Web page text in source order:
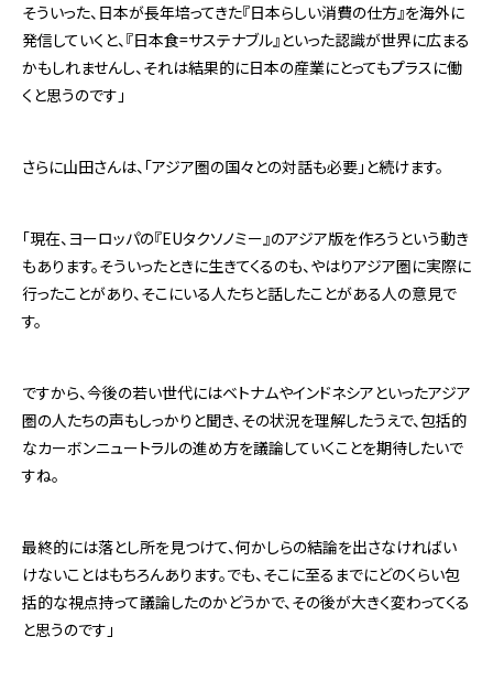
そういった、日本が長年培ってきた『日本らしい消費の仕方』を海外に
発信していくと、『日本食=サステナブル』といった認識が世界に広まる
かもしれませんし、それは結果的に日本の産業にとってもプラスに働
くと思うのです」
さらに山田さんは、「アジア圏の国々との対話も必要」と続けます。
「現在、ヨーロッパの『EUタクソノミー』のアジア版を作ろうという動き
もあります。そういったときに生きてくるのも、やはりアジア圏に実際に
行ったことがあり、そこにいる人たちと話したことがある人の意見で
す。
ですから、今後の若い世代にはベトナムやインドネシアといったアジア
圏の人たちの声もしっかりと聞き、その状況を理解したうえで、包括的
なカーボンニュートラルの進め方を議論していくことを期待したいで
すね。
最終的には落とし所を見つけて、何かしらの結論を出さなければい
けないことはもちろんあります。でも、そこに至るまでにどのくらい包
括的な視点持って議論したのかどうかで、その後が大きく変わってくる
と思うのです」